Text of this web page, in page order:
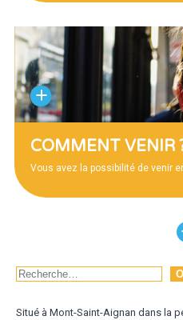
COMMENT VENIR
Vous avez la possibilité de venir
Rechercher
Situé à Mont-Saint-Aignan dans la